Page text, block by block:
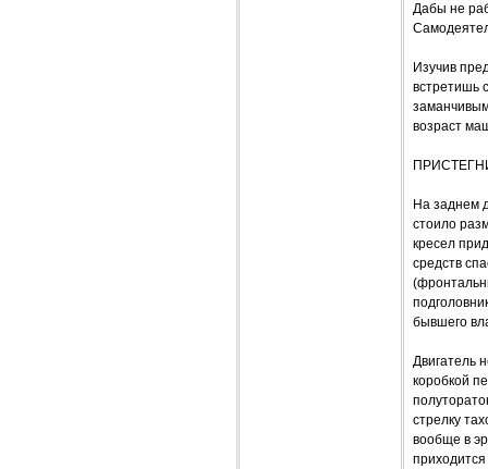
Дабы не
Изучив
встретишь
возраст
На заднем
стоило
кресел
средств
бывшего
Двигатель
коробкой
стрелку
вообще в